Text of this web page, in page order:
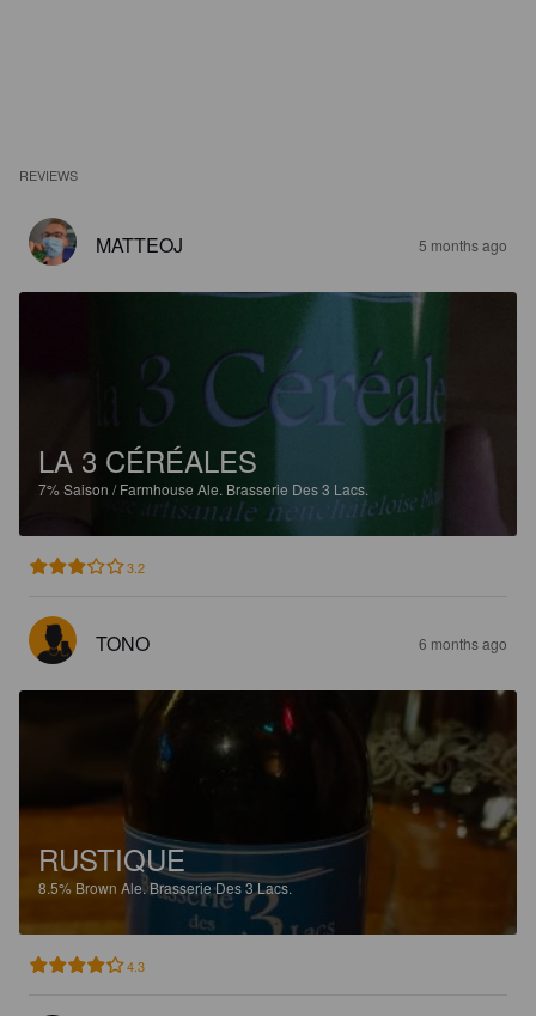
REVIEWS
MATTEOJ 5 months ago
LA 3 CÉRÉALES
7%Saison / Farmhouse Ale. Brasserie Des 3 Lacs.
3.2
TONO 6 months ago
RUSTIQUE
8.5% Brown Ale.Brasserie Des 3 Lacs.
4.3